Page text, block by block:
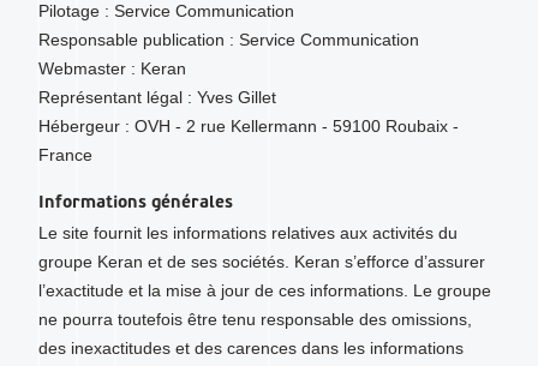
Pilotage : Service Communication
Responsable publication : Service Communication
Webmaster : Keran
Représentant légal : Yves Gillet
Hébergeur : OVH - 2 rue Kellermann - 59100 Roubaix -
France
Informations générales
Le site fournit les informations relatives aux activités du
groupe Keran et de ses sociétés. Keran s’efforce d’assurer
l’exactitude et la mise à jour de ces informations. Le groupe
ne pourra toutefois être tenu responsable des omissions,
des inexactitudes et des carences dans les informations